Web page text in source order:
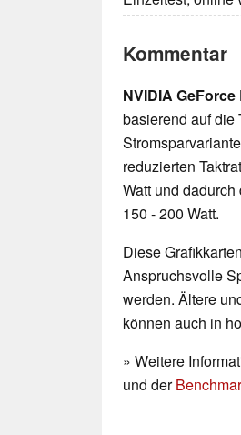
Kommentar
NVIDIA
basierend auf die
reduzierten
Watt und
150 - 200 Watt.
Diese
Anspruchsvolle
werden. Ältere
können auch in
» Weitere
und der